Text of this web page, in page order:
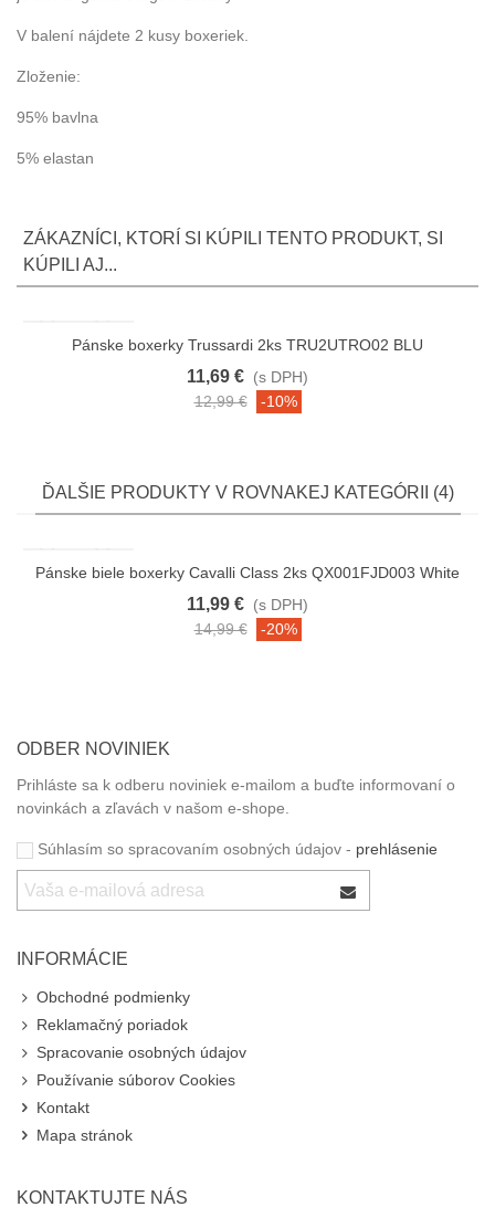
V balení nájdete 2 kusy boxeriek.
Zloženie:
95% bavlna
5% elastan
ZÁKAZNÍCI, KTORÍ SI KÚPILI TENTO PRODUKT, SI
KÚPILI AJ...
Pánske boxerky Trussardi 2ks TRU2UTRO02 BLU
11,69 € (s DPH)
12,99 €
-10%
ĎALŠIE PRODUKTY V ROVNAKEJ KATEGÓRII (4)
Pánske biele boxerky Cavalli Class 2ks QX001FJD003 White
11,99 € (s DPH)
14,99 €
-20%
ODBER NOVINIEK
Prihláste sa k odberu noviniek e-mailom a buďte informovaní o
novinkách a zľavách v našom e-shope.
Súhlasím so spracovaním osobných údajov - prehlásenie
INFORMÁCIE
Obchodné podmienky
Reklamačný poriadok
Spracovanie osobných údajov
Používanie súborov Cookies
Kontakt
Mapa stránok
KONTAKTUJTE NÁS